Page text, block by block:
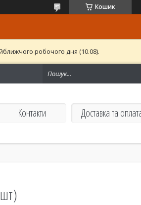
Кошик
робочого дня (10.08).
Контакти Доставка та